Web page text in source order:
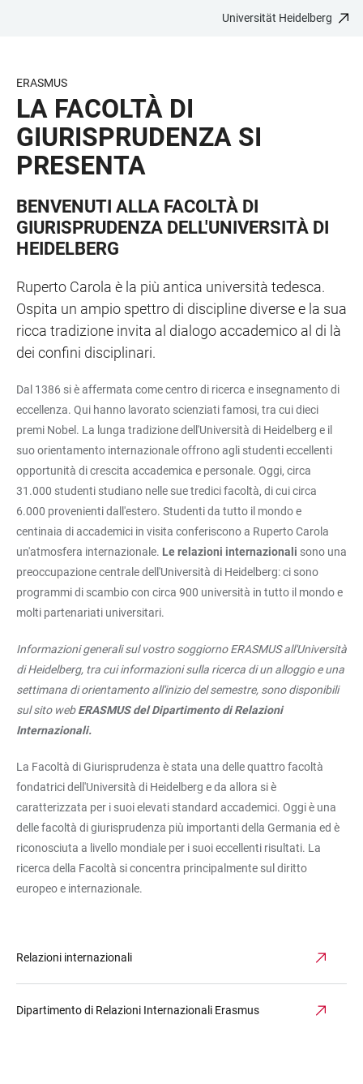
BARRIEREFREIHEIT
Universität Heidelberg
ERASMUS
LA FACOLTÀ DI
GIURISPRUDENZA SI
PRESENTA
BENVENUTI ALLA FACOLTÀ DI
GIURISPRUDENZA DELL'UNIVERSITÀ DI
HEIDELBERG
Ruperto Carola è la più antica università tedesca.
Ospita un ampio spettro di discipline diverse e la sua
ricca tradizione invita al dialogo accademico al di là
dei confini disciplinari.
Dal 1386 si è affermata come centro di ricerca e insegnamento di
eccellenza. Qui hanno lavorato scienziati famosi, tra cui dieci
premi Nobel. La lunga tradizione dell'Università di Heidelberg e il
suo orientamento internazionale offrono agli studenti eccellenti
opportunità di crescita accademica e personale. Oggi, circa
31.000 studenti studiano nelle sue tredici facoltà, di cui circa
6.000 provenienti dall'estero. Studenti da tutto il mondo e
centinaia di accademici in visita conferiscono a Ruperto Carola
un'atmosfera internazionale. Le relazioni internazionali sono una
preoccupazione centrale dell'Università di Heidelberg: ci sono
programmi di scambio con circa 900 università in tutto il mondo e
molti partenariati universitari.
Informazioni generali sul vostro soggiorno ERASMUS all'Università
di Heidelberg, tra cui informazioni sulla ricerca di un alloggio e una
settimana di orientamento all'inizio del semestre, sono disponibili
sul sito webERASMUS del Dipartimento di Relazioni
Internazionali.
La Facoltà di Giurisprudenza è stata una delle quattro facoltà
fondatrici dell'Università di Heidelberg e da allora si è
caratterizzata per i suoi elevati standard accademici. Oggi è una
delle facoltà di giurisprudenza più importanti della Germania ed è
riconosciuta a livello mondiale per i suoi eccellenti risultati. La
ricerca della Facoltà si concentra principalmente sul diritto
europeo e internazionale.
Relazioni internazionali
Dipartimento di Relazioni Internazionali Erasmus